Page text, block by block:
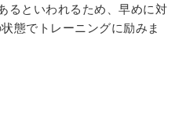
るといわれるため、早めに対
態でトレーニングに励みま